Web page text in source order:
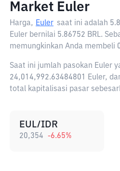
Market Euler
Harga, Euler saat ini adalah
Euler bernilai 5.86752 BRL.
memungkinkan Anda membeli
Saat ini jumlah pasokan Euler
24,014,992.63484801 Euler,
total kapitalisasi pasar
EUL/IDR
20,354 -6.65%